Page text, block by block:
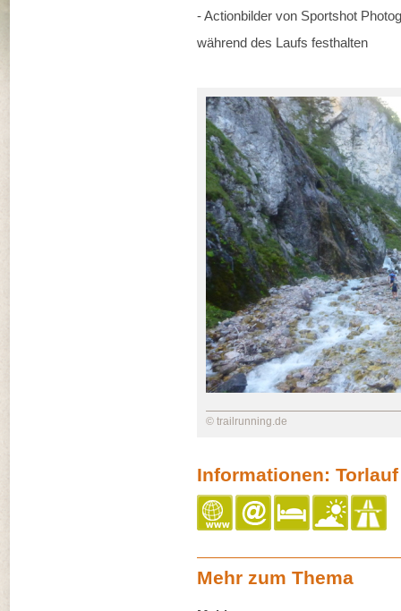
- Actionbilder von Sportshot
während des Laufs festhalten
© trailrunning.de
Informationen:
Mehr zum Thema